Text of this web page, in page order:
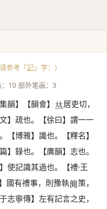
参考「記 」字：）
：10 部外笔画：3
韻】【韻會】 𠀤居吏切，
】疏也。【徐曰】謂一一
【博雅】識也。【釋名】
】錄也。【廣韻】志也。
使記識其過也。【禮·王
國有禮事，則豫執𥳑 策，
志寧傳】左有記言之史，